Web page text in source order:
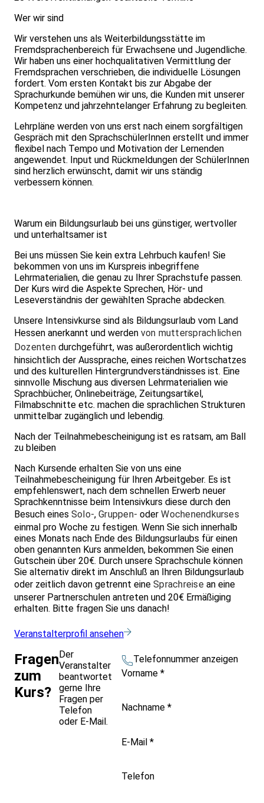
Wer wir sind
Wir verstehen uns als Weiterbildungsstätte im
Fremdsprachenbereich für Erwachsene und Jugendliche.
Wir haben uns einer hochqualitativen Vermittlung der
Fremdsprachen verschrieben, die individuelle Lösungen
fordert. Vom ersten Kontakt bis zur Abgabe der
Sprachurkunde bemühen wir uns, die Kunden mit unserer
Kompetenz und jahrzehntelanger Erfahrung zu begleiten.
Lehrpläne werden von uns erst nach einem sorgfältigen
Gespräch mit den SprachschülerInnen erstellt und immer
flexibel nach Tempo und Motivation der Lernenden
angewendet. Input und Rückmeldungen der SchülerInnen
sind herzlich erwünscht, damit wir uns ständig
verbessern können.
Warum ein Bildungsurlaub bei uns günstiger, wertvoller
und unterhaltsamer ist
Bei uns müssen Sie kein extra Lehrbuch kaufen! Sie
bekommen von uns im Kurspreis inbegriffene
Lehrmaterialien, die genau zu Ihrer Sprachstufe passen.
Der Kurs wird die Aspekte Sprechen, Hör- und
Leseverständnis der gewählten Sprache abdecken.
Unsere Intensivkurse sind als Bildungsurlaub vom Land
Hessen anerkannt und werden von muttersprachlichen
Dozentendurchgeführt, was außerordentlich wichtig
hinsichtlich der Aussprache, eines reichen Wortschatzes
und des kulturellen Hintergrundverständnisses ist. Eine
sinnvolle Mischung aus diversen Lehrmaterialien wie
Sprachbücher, Onlinebeiträge, Zeitungsartikel,
Filmabschnitte etc. machen die sprachlichen Strukturen
unmittelbar zugänglich und lebendig.
Nach der Teilnahmebescheinigung ist es ratsam, am Ball
zu bleiben
Nach Kursende erhalten Sie von uns eine
Teilnahmebescheinigung für Ihren Arbeitgeber. Es ist
empfehlenswert, nach dem schnellen Erwerb neuer
Sprachkenntnisse beim Intensivkurs diese durch den
Besuch eines Solo-,Gruppen-oderWochenendkurses
einmal pro Woche zu festigen. Wenn Sie sich innerhalb
eines Monats nach Ende des Bildungsurlaubs für einen
oben genannten Kurs anmelden, bekommen Sie einen
Gutschein über 20€. Durch unsere Sprachschule können
Sie alternativ direkt im Anschluß an Ihren Bildungsurlaub
oder zeitlich davon getrennt eine Sprachreisean eine
unserer Partnerschulen antreten und 20€ Ermäßiging
erhalten. Bitte fragen Sie uns danach!
Veranstalterprofil ansehen
Fragen
zum
Kurs?
Der
Veranstalter
beantwortet
gerne Ihre
Fragen per
Telefon
oder E-Mail.
Telefonnummer anzeigen
Vorname *
Nachname *
E-Mail *
Telefon